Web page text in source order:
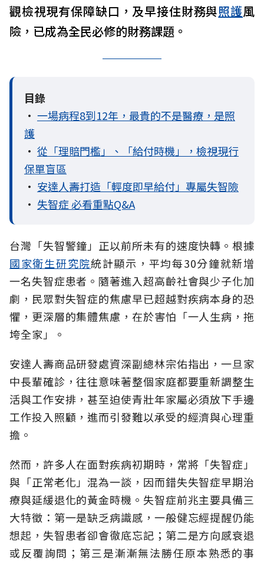
觀檢視現有保障缺口，及早接住財務與照護風
險，已成為全民必修的財務課題。
目錄
• 一場病程8到12年，最貴的不是醫療，是照
護
• 從「理賠門檻」、「給付時機」，檢視現行
保單盲區
• 安達人壽打造「輕度即早給付」專屬失智險
• 失智症 必看重點Q&A
台灣「失智警鐘」正以前所未有的速度快轉。根據
國家衛生研究院統計顯示，平均每30分鐘就新增
一名失智症患者。隨著進入超高齡社會與少子化加
劇，民眾對失智症的焦慮早已超越對疾病本身的恐
懼，更深層的集體焦慮，在於害怕「一人生病，拖
垮全家」。
安達人壽商品研發處資深副總林宗佑指出，一旦家
中長輩確診，往往意味著整個家庭都要重新調整生
活與工作安排，甚至迫使青壯年家屬必須放下手邊
工作投入照顧，進而引發難以承受的經濟與心理重
擔。
然而，許多人在面對疾病初期時，常將「失智症」
與「正常老化」混為一談，因而錯失失智症早期治
療與延緩退化的黃金時機。失智症前兆主要具備三
大特徵：第一是缺乏病識感，一般健忘經提醒仍能
想起，失智患者卻會徹底忘記；第二是方向感衰退
或反覆詢問；第三是漸漸無法勝任原本熟悉的事